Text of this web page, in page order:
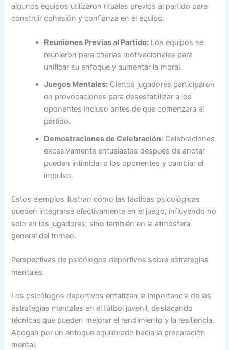
algunos equipos utilizaron rituales previos al partido para
construir cohesión y confianza en el equipo.
Reuniones Previas al Partido: Los equipos se
reunieron para charlas motivacionales para
unificar su enfoque y aumentar la moral.
Juegos Mentales: Ciertos jugadores participaron
en provocaciones para desestabilizar a los
oponentes incluso antes de que comenzara el
partido.
Demostraciones de Celebración: Celebraciones
excesivamente entusiastas después de anotar
pueden intimidar a los oponentes y cambiar el
impulso.
Estos ejemplos ilustran cómo las tácticas psicológicas
pueden integrarse efectivamente en el juego, influyendo no
solo en los jugadores, sino también en la atmósfera
general del torneo.
Perspectivas de psicólogos deportivos sobre estrategias
mentales
Los psicólogos deportivos enfatizan la importancia de las
estrategias mentales en el fútbol juvenil, destacando
técnicas que pueden mejorar el rendimiento y la resiliencia.
Abogan por un enfoque equilibrado hacia la preparación
mental.